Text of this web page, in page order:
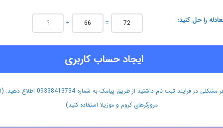
را حل کنید + =
ایجاد حساب کاربری
هر مشکلی در فرایند ثبت نام داشتید از طریق پیامک به شماره 09338413734 اطلاع
مرورگرهای کروم و موزیلا استفاده کنید)